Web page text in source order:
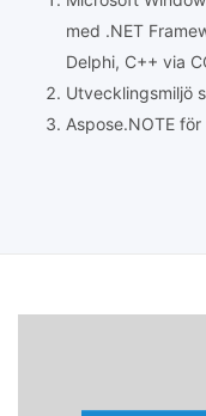
med .NET
Delphi, C++ via
Utvecklingsmiljö
Aspose.NOTE